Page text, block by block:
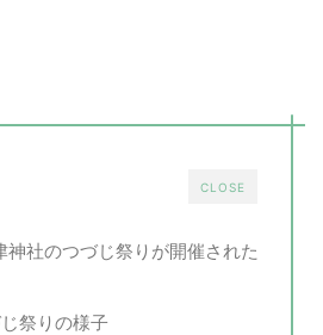
CLOSE
神社のつづじ祭りが開催された
祭りの様子